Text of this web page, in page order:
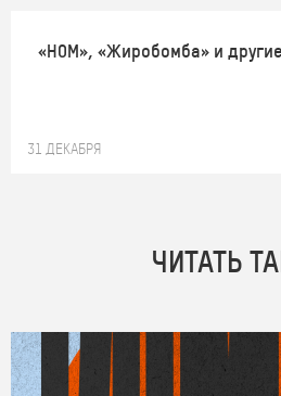
«НОМ», «Жиробомба» и
31 ДЕКАБРЯ
ЧИТАТЬ